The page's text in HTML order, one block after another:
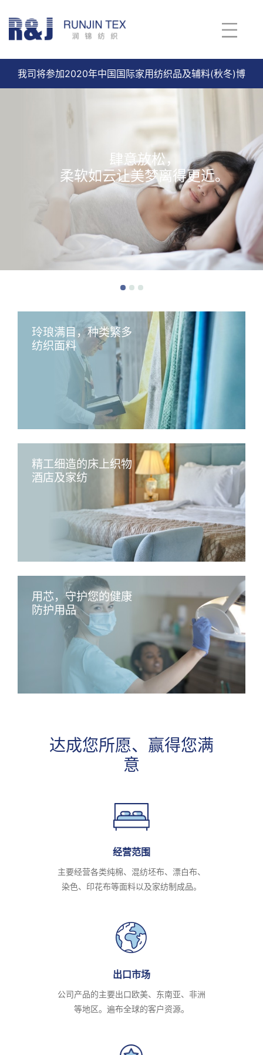
我司将参加2020年中国国际家用纺织品及辅料(秋冬)博
肆意放松，
柔软如云让美梦离得更近。
琳琅满目
品种多样的纺织面料。
玲琅满目，种类繁多
纺织面料
精工细造的床上织物
酒店及家纺
用芯，守护您的健康
防护用品
达成您所愿、赢得您满
意
经营范围
主要经营各类纯棉、混纺坯布、漂白布、
染色、印花布等面料以及家纺制成品。
出口市场
公司产品的主要出口欧美、东南亚、非洲
等地区。遍布全球的客户资源。